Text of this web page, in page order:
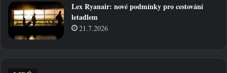
Lex Ryanair: nové podmínky pro cestování
letadlem
21.7.2026